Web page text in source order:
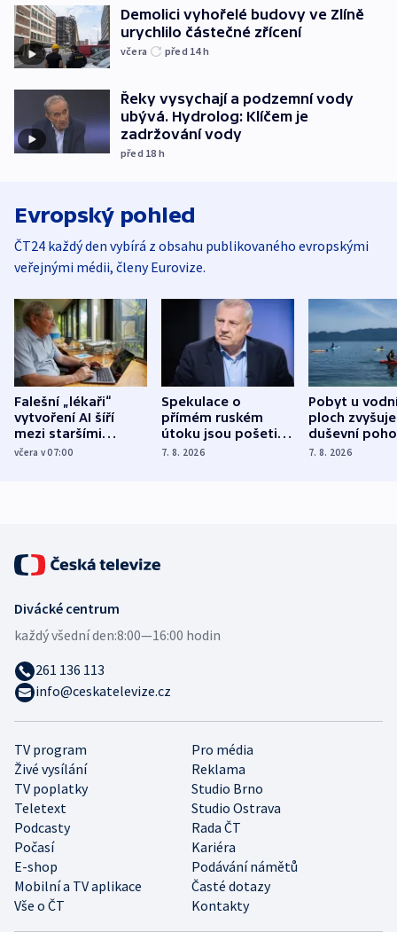
Demolici vyhořelé budovy ve Zlíně
urychlilo částečné zřícení
včera před 14h
Řeky vysychají a podzemní vody
ubývá. Hydrolog: Klíčem je
zadržování vody
před 18 h
Evropský pohled
ČT24 každý den vybírá z obsahu publikovaného evropskými
veřejnými médii, členy Eurovize.
Falešní „lékaři“
vytvoření AI šíří
mezi staršími
Poláky nebezpečné
včera v 07:00
Spekulace o
přímém ruském
útoku jsou pošetilé,
míní estonský
7. 8. 2026
Pobyt u
ploch zvyšuje
duševní
ukázala
7. 8. 2026
TV program
Pro média
Živé vysílání
Reklama
TV poplatky
Studio Brno
Teletext
Studio Ostrava
Podcasty
Rada ČT
Počasí
Kariéra
E-shop
Podávání námětů
Mobilní a TV aplikace
Časté dotazy
Vše o ČT
Kontakty
Divácké centrum
každý všední den:8:00—16:00 hodin
261 136 113
info@ceskatelevize.cz